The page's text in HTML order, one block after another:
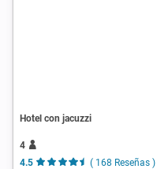
Hotel con jacuzzi
4
4.5
( 168 Reseñas )